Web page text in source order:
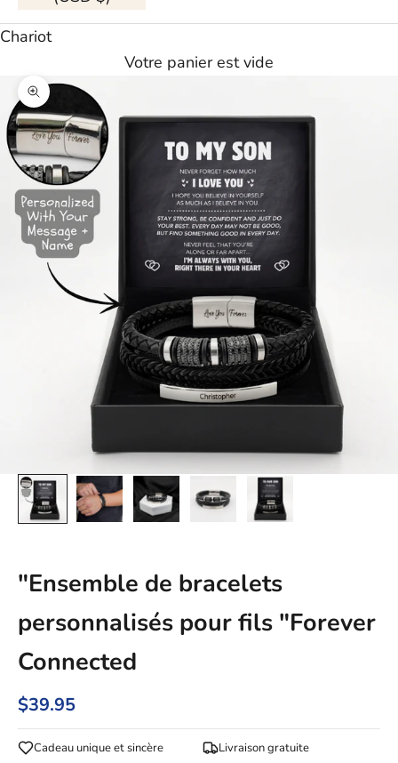
Chariot
Votre panier est vide
Agrandir l'image
"Ensemble de bracelets
personnalisés pour fils "Forever
Connected
$39.95
Cadeau unique et sincère
Livraison gratuite